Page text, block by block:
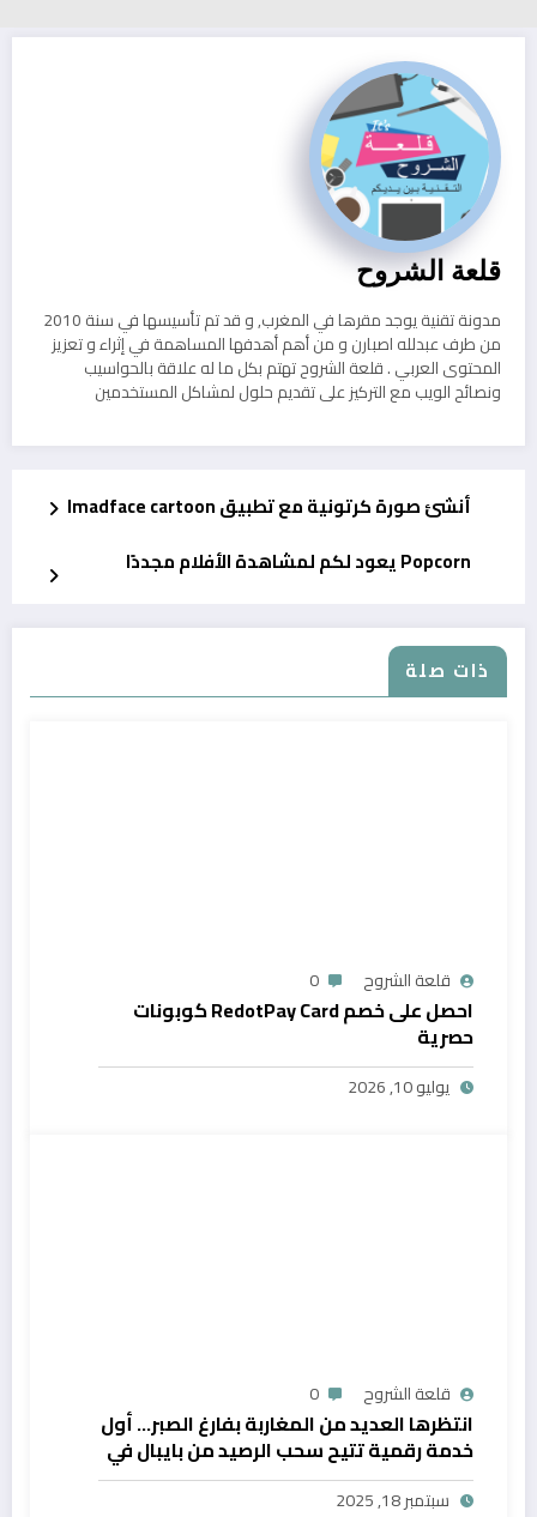
قلعة الشروح
مدونة تقنية يوجد مقرها في المغرب, و قد تم تأسيسها في سنة 2010
من طرف عبدلله اصبارن و من أهم أهدفها المساهمة في إثراء و تعزيز
المحتوى العربي . قلعة الشروح تهتم بكل ما له علاقة بالحواسيب
ونصائح الويب مع التركيز على تقديم حلول لمشاكل المستخدمين
أنشئ صورة كرتونية مع تطبيق Imadface cartoon
Popcorn يعود لكم لمشاهدة الأفلام مجددًا
ذات صلة
قلعة الشروح 0
احصل على خصم RedotPay Card كوبونات
حصرية
يوليو 10, 2026
قلعة الشروح 0
انتظرها العديد من المغاربة بفارغ الصبر… أول
خدمة رقمية تتيح سحب الرصيد من بايبال في
المغرب
سبتمبر 18, 2025